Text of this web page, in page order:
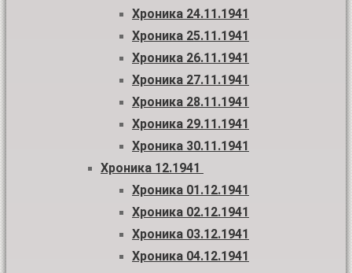
Хроника 24.11.1941
Хроника 25.11.1941
Хроника 26.11.1941
Хроника 27.11.1941
Хроника 28.11.1941
Хроника 29.11.1941
Хроника 30.11.1941
Хроника 12.1941
Хроника 01.12.1941
Хроника 02.12.1941
Хроника 03.12.1941
Хроника 04.12.1941